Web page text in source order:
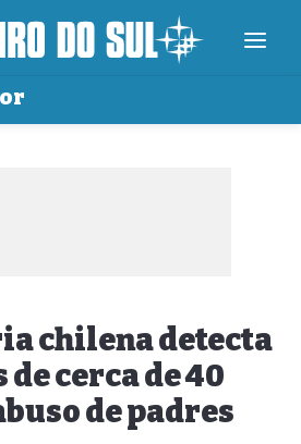
chilena detecta
cerca de 40
de padres